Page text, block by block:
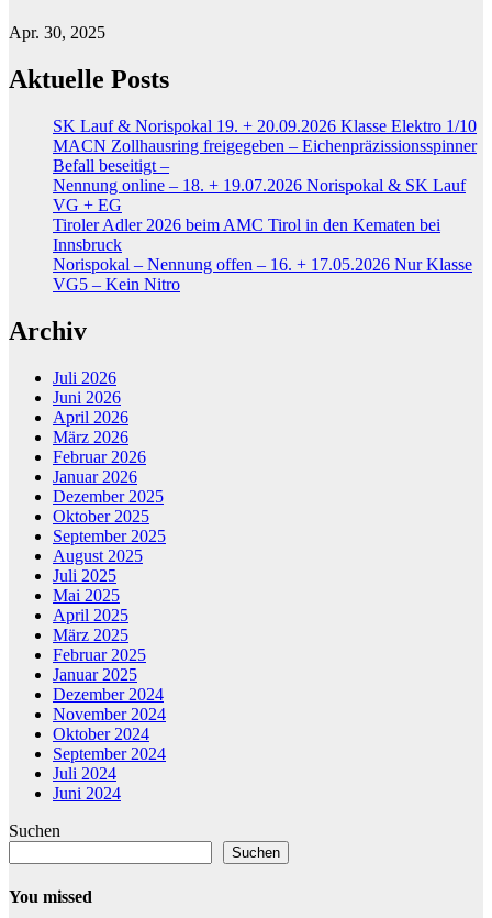
Apr. 30, 2025
Aktuelle Posts
SK Lauf & Norispokal 19. + 20.09.2026 Klasse Elektro 1/10
MACN Zollhausring freigegeben – Eichenpräzissionsspinner
Befall beseitigt –
Nennung online – 18. + 19.07.2026 Norispokal & SK Lauf
VG + EG
Tiroler Adler 2026 beim AMC Tirol in den Kematen bei
Innsbruck
Norispokal – Nennung offen – 16. + 17.05.2026 Nur Klasse
VG5 – Kein Nitro
Archiv
Juli 2026
Juni 2026
April 2026
März 2026
Februar 2026
Januar 2026
Dezember 2025
Oktober 2025
September 2025
August 2025
Juli 2025
Mai 2025
April 2025
März 2025
Februar 2025
Januar 2025
Dezember 2024
November 2024
Oktober 2024
September 2024
Juli 2024
Juni 2024
Suchen
Suchen
You missed